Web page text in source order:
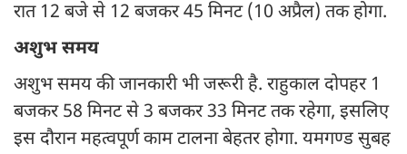
रात 12 बजे से 12 बजकर 45 मिनट (10 अप्रैल) तक होगा.
अशुभ समय
अशुभ समय की जानकारी भी जरूरी है. राहुकाल दोपहर 1
बजकर 58 मिनट से 3 बजकर 33 मिनट तक रहेगा, इसलिए
इस दौरान महत्वपूर्ण काम टालना बेहतर होगा. यमगण्ड सुबह